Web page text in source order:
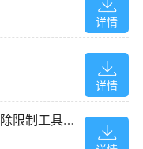
详情
详情
Passper for PDF(PDF解密去除限制工具)中文破解版